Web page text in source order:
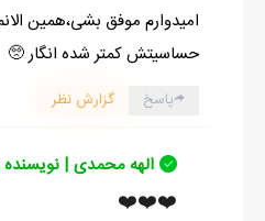
امیدوارم موفق بشی،همین
حساسیتش کمتر شده انگار 🥺
پاسخ گزارش نظر
الهه محمدی | نویسنده
❤️❤️❤️